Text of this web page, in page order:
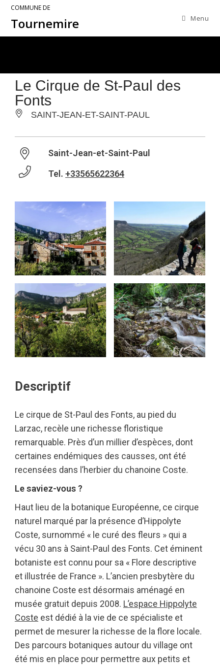
COMMUNE DE
Tournemire Menu
Le Cirque de St-Paul des
Fonts
SAINT-JEAN-ET-SAINT-PAUL
Saint-Jean-et-Saint-Paul
Tel. +33565622364
Descriptif
Le cirque de St-Paul des Fonts, au pied du
Larzac, recèle une richesse floristique
remarquable. Près d’un millier d’espèces, dont
certaines endémiques des causses, ont été
recensées dans l’herbier du chanoine Coste.
Le saviez-vous ?
Haut lieu de la botanique Européenne, ce cirque
naturel marqué par la présence d’Hippolyte
Coste, surnommé « le curé des fleurs » qui a
vécu 30 ans à Saint-Paul des Fonts. Cet éminent
botaniste est connu pour sa « Flore descriptive
et illustrée de France ». L’ancien presbytère du
chanoine Coste est désormais aménagé en
musée gratuit depuis 2008. L’espace Hippolyte
Coste est dédié à la vie de ce spécialiste et
permet de mesurer la richesse de la flore locale.
Des parcours botaniques autour du village ont
été mis en place pour permettre aux petits et